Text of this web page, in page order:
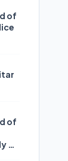
of
of
24